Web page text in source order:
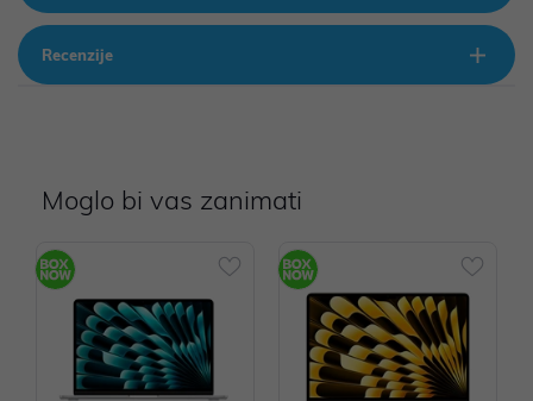
Recenzije
Moglo bi vas zanimati